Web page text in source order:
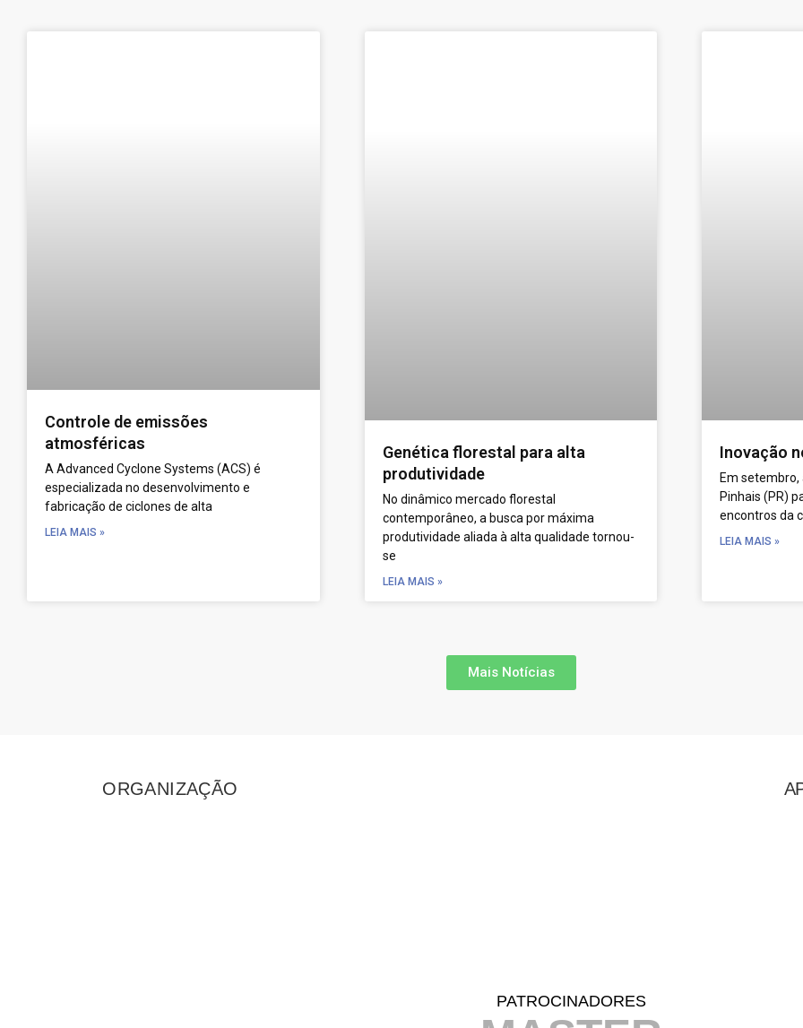
Controle de emissões
atmosféricas
A Advanced Cyclone Systems (ACS) é
especializada no desenvolvimento e
fabricação de ciclones de alta
LEIA MAIS »
Genética florestal para alta
produtividade
No dinâmico mercado florestal
contemporâneo, a busca por máxima
produtividade aliada à alta qualidade tornou-
se
LEIA MAIS »
Inovação
Em
Pinhais (PR)
encontros da
LEIA MAIS »
Mais Notícias
ORGANIZAÇÃO
PATROCINADORES